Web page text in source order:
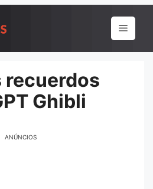
Menu
recuerdos
Ghibli
ANÚNCIOS